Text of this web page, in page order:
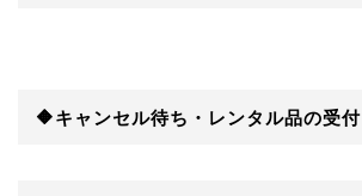
🔶キャンセル待ち・レンタル品の受付